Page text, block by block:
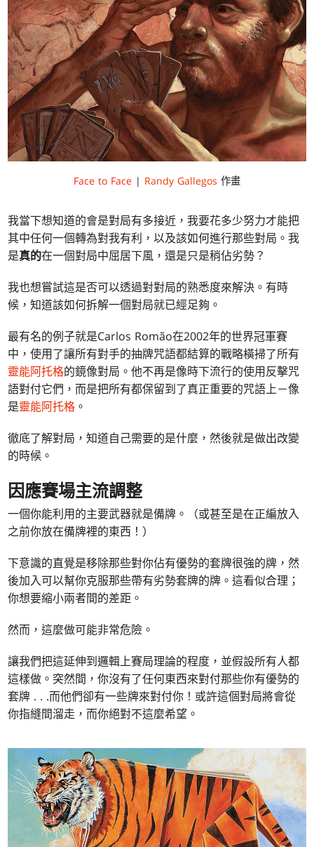
Face to Face | Randy Gallegos 作畫
我當下想知道的會是對局有多接近，我要花多少努力才能把
其中任何一個轉為對我有利，以及該如何進行那些對局。我
是真的在一個對局中屈居下風，還是只是稍佔劣勢？
我也想嘗試這是否可以透過對對局的熟悉度來解決。有時
候，知道該如何拆解一個對局就已經足夠。
最有名的例子就是Carlos Romão在2002年的世界冠軍賽
中，使用了讓所有對手的抽牌咒語都結算的戰略橫掃了所有
靈能阿托格的鏡像對局。他不再是像時下流行的使用反擊咒
語對付它們，而是把所有都保留到了真正重要的咒語上－像
是靈能阿托格 。
徹底了解對局，知道自己需要的是什麼，然後就是做出改變
的時候。
因應賽場主流調整
一個你能利用的主要武器就是備牌。（或甚至是在正編放入
之前你放在備牌裡的東西！）
下意識的直覺是移除那些對你佔有優勢的套牌很強的牌，然
後加入可以幫你克服那些帶有劣勢套牌的牌。這看似合理；
你想要縮小兩者間的差距。
然而，這麼做可能非常危險。
讓我們把這延伸到邏輯上賽局理論的程度，並假設所有人都
這樣做。突然間，你沒有了任何東西來對付那些你有優勢的
套牌 . . .而他們卻有一些牌來對付你！或許這個對局將會從
你指縫間溜走，而你絕對不這麼希望。